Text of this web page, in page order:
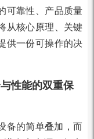
可靠性、产品质量
从核心原理、关键
供一份可操作的决
性能的双重保
备的简单叠加，而